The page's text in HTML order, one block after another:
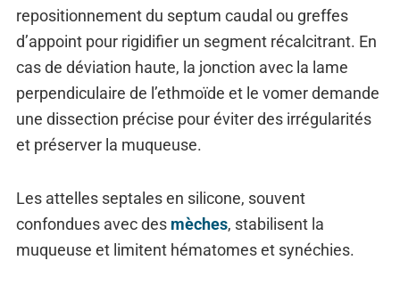
repositionnement du septum caudal ou greffes
d’appoint pour rigidifier un segment récalcitrant. En
cas de déviation haute, la jonction avec la lame
perpendiculaire de l’ethmoïde et le vomer demande
une dissection précise pour éviter des irrégularités
et préserver la muqueuse.
Les attelles septales en silicone, souvent
confondues avec des mèches, stabilisent la
muqueuse et limitent hématomes et synéchies.